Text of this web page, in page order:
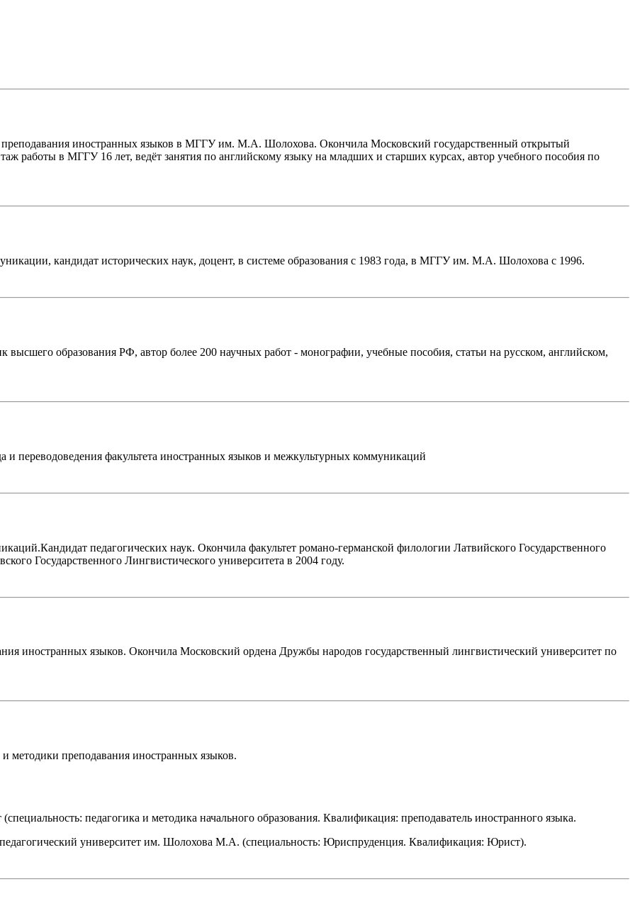
преподавания иностранных языков в МГГУ им. М.А. Шолохова. Окончила Московский государственный открытый
работы в МГГУ 16 лет, ведёт занятия по английскому языку на младших и старших курсах, автор учебного пособия по
кандидат исторических наук, доцент, в системе образования с 1983 года, в МГГУ им. М.А. Шолохова с 1996.
образования РФ, автор более 200 научных работ - монографии, учебные пособия, статьи на русском, английском,
переводоведения факультета иностранных языков и межкультурных коммуникаций
педагогических наук. Окончила факультет романо-германской филологии Латвийского Государственного
Государственного Лингвистического университета в 2004 году.
иностранных языков. Окончила Московский ордена Дружбы народов государственный лингвистический университет по
методики преподавания иностранных языков.
педагогика и методика начального образования. Квалификация: преподаватель иностранного языка.
университет им. Шолохова М.А. (специальность: Юриспруденция. Квалификация: Юрист).